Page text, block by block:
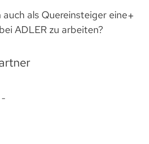
als Quereinsteiger eine
ADLER zu arbeiten?